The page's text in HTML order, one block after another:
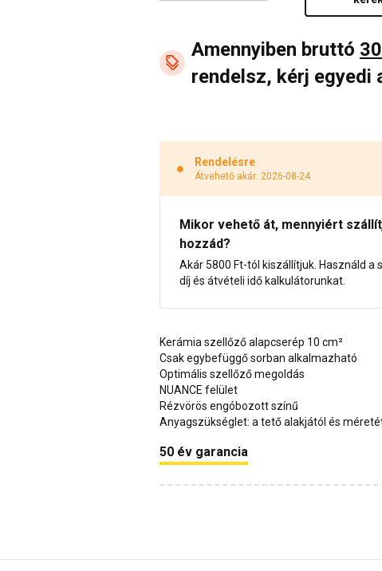
Amennyiben bruttó
rendelsz, kérj egyedi
Rendelésre
Átvehető akár: 2026-08-24
Mikor vehető át, mennyiért
hozzád?
Akár 5800 Ft-tól kiszállítjuk. Használd a
díj és átvételi idő kalkulátorunkat.
Kerámia szellőző alapcserép 10 cm²
Csak egybefüggő sorban alkalmazható
Optimális szellőző megoldás
NUANCE felület
Rézvörös engóbozott színű
Anyagszükséglet: a tető alakjától és
50 év garancia